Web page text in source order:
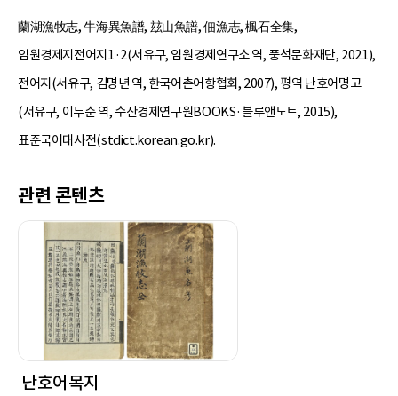
蘭湖漁牧志, 牛海異魚譜, 玆山魚譜, 佃漁志, 楓石全集,
임원경제지전어지1·2(서유구, 임원경제연구소 역, 풍석문화재단, 2021),
전어지(서유구, 김명년 역, 한국어촌어항협회, 2007), 평역 난호어명고
(서유구, 이두순 역, 수산경제연구원BOOKS·블루앤노트, 2015),
표준국어대사전(stdict.korean.go.kr).
관련 콘텐츠
난호어목지